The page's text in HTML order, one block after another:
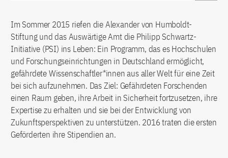
Im Sommer 2015 riefen die Alexander von Humboldt-
Stiftung und das Auswärtige Amt die Philipp Schwartz-
Initiative (PSI) ins Leben: Ein Programm, das es Hochschulen
und Forschungseinrichtungen in Deutschland ermöglicht,
gefährdete Wissenschaftler*innen aus aller Welt für eine Zeit
bei sich aufzunehmen. Das Ziel: Gefährdeten Forschenden
einen Raum geben, ihre Arbeit in Sicherheit fortzusetzen, ihre
Expertise zu erhalten und sie bei der Entwicklung von
Zukunftsperspektiven zu unterstützen. 2016 traten die ersten
Geförderten ihre Stipendien an.